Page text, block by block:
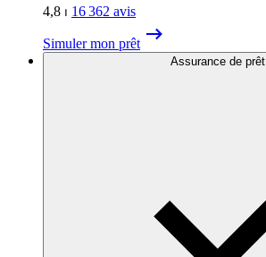
4,8 ⏐ 16 362 avis
Simuler mon prêt
Assurance de prêt